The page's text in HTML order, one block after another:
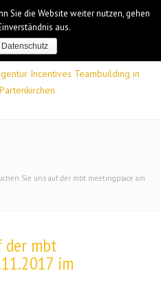
Sie uns auf der mbt meetingplace am
der mbt
im
Sie die Website weiter nutzen, gehen
aus.
Datenschutz